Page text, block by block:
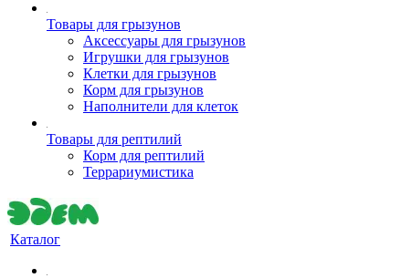
Товары для грызунов
Аксессуары для грызунов
Игрушки для грызунов
Клетки для грызунов
Корм для грызунов
Наполнители для клеток
Товары для рептилий
Корм для рептилий
Террариумистика
Каталог